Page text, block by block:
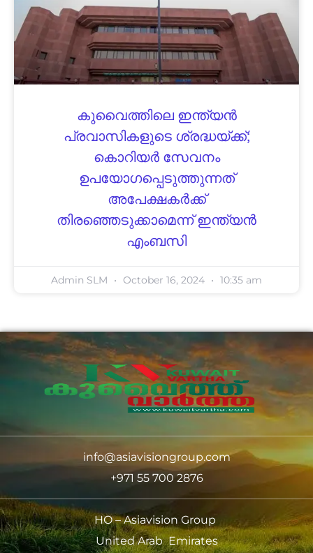
കുവൈത്തിലെ ഇന്ത്യൻ
പ്രവാസികളുടെ ശ്രദ്ധയ്ക്ക്;
കൊറിയർ സേവനം
ഉപയോഗപ്പെടുത്തുന്നത്
അപേക്ഷകർക്ക്
തിരഞ്ഞെടുക്കാമെന്ന് ഇന്ത്യൻ
എംബസി
Admin SLM October 16, 2024 10:35 am
info@asiavisiongroup.com
+971 55 700 2876
HO – Asiavision Group
United Arab Emirates